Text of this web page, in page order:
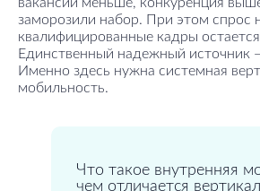
заморозили набор. При этом спрос
квалифицированные кадры
Единственный надежный источник
Именно здесь нужна системная
мобильность.
Что такое внутренняя
чем отличается